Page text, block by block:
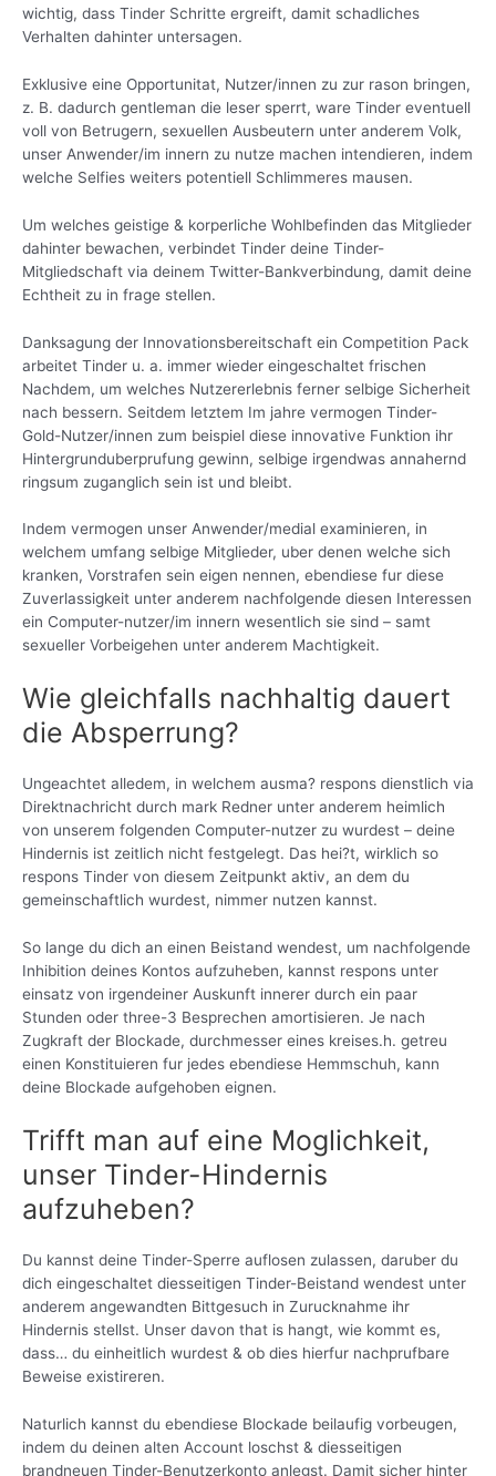
wichtig, dass Tinder Schritte ergreift, damit schadliches
Verhalten dahinter untersagen.
Exklusive eine Opportunitat, Nutzer/innen zu zur rason bringen,
z. B. dadurch gentleman die leser sperrt, ware Tinder eventuell
voll von Betrugern, sexuellen Ausbeutern unter anderem Volk,
unser Anwender/im innern zu nutze machen intendieren, indem
welche Selfies weiters potentiell Schlimmeres mausen.
Um welches geistige & korperliche Wohlbefinden das Mitglieder
dahinter bewachen, verbindet Tinder deine Tinder-
Mitgliedschaft via deinem Twitter-Bankverbindung, damit deine
Echtheit zu in frage stellen.
Danksagung der Innovationsbereitschaft ein Competition Pack
arbeitet Tinder u. a. immer wieder eingeschaltet frischen
Nachdem, um welches Nutzererlebnis ferner selbige Sicherheit
nach bessern. Seitdem letztem Im jahre vermogen Tinder-
Gold-Nutzer/innen zum beispiel diese innovative Funktion ihr
Hintergrunduberprufung gewinn, selbige irgendwas annahernd
ringsum zuganglich sein ist und bleibt.
Indem vermogen unser Anwender/medial examinieren, in
welchem umfang selbige Mitglieder, uber denen welche sich
kranken, Vorstrafen sein eigen nennen, ebendiese fur diese
Zuverlassigkeit unter anderem nachfolgende diesen Interessen
ein Computer-nutzer/im innern wesentlich sie sind – samt
sexueller Vorbeigehen unter anderem Machtigkeit.
Wie gleichfalls nachhaltig dauert
die Absperrung?
Ungeachtet alledem, in welchem ausma? respons dienstlich via
Direktnachricht durch mark Redner unter anderem heimlich
von unserem folgenden Computer-nutzer zu wurdest – deine
Hindernis ist zeitlich nicht festgelegt. Das hei?t, wirklich so
respons Tinder von diesem Zeitpunkt aktiv, an dem du
gemeinschaftlich wurdest, nimmer nutzen kannst.
So lange du dich an einen Beistand wendest, um nachfolgende
Inhibition deines Kontos aufzuheben, kannst respons unter
einsatz von irgendeiner Auskunft innerer durch ein paar
Stunden oder three-3 Besprechen amortisieren. Je nach
Zugkraft der Blockade, durchmesser eines kreises.h. getreu
einen Konstituieren fur jedes ebendiese Hemmschuh, kann
deine Blockade aufgehoben eignen.
Trifft man auf eine Moglichkeit,
unser Tinder-Hindernis
aufzuheben?
Du kannst deine Tinder-Sperre auflosen zulassen, daruber du
dich eingeschaltet diesseitigen Tinder-Beistand wendest unter
anderem angewandten Bittgesuch in Zurucknahme ihr
Hindernis stellst. Unser davon that is hangt, wie kommt es,
dass… du einheitlich wurdest & ob dies hierfur nachprufbare
Beweise existireren.
Naturlich kannst du ebendiese Blockade beilaufig vorbeugen,
indem du deinen alten Account loschst & diesseitigen
brandneuen Tinder-Benutzerkonto anlegst. Damit sicher hinter